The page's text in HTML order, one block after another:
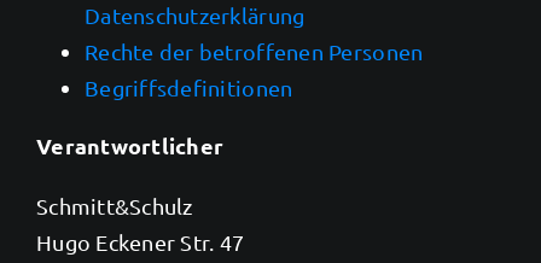
Datenschutzerklärung
Rechte der betroffenen Personen
Begriffsdefinitionen
Verantwortlicher
Schmitt&Schulz
Hugo Eckener Str. 47